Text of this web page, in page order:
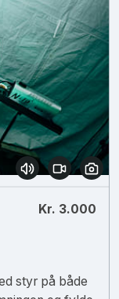
Kr. 3.000
styr på både